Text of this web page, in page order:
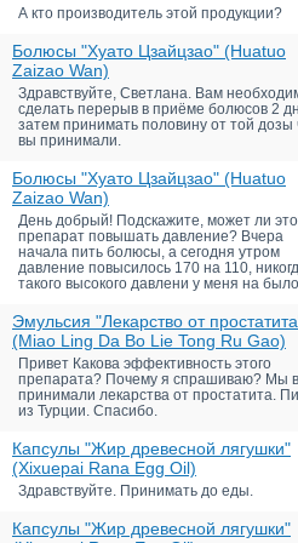
А кто производитель этой продукции?
Болюсы "Хуато Цзайцзао" (Huatuo
Zaizao Wan)
Здравствуйте, Светлана. Вам
сделать перерыв в приёме болюсов 2
затем принимать половину от той дозы
вы принимали.
Болюсы "Хуато Цзайцзао" (Huatuo
Zaizao Wan)
День добрый! Подскажите, может ли
препарат повышать давление? Вчера
начала пить болюсы, а сегодня утром
давление повысилось 170 на 110,
такого высокого давлени у меня на
Эмульсия "Лекарство от
(Miao Ling Da Bo Lie Tong Ru Gao)
Привет Какова эффективность этого
препарата? Почему я спрашиваю? Мы
принимали лекарства от простатита.
из Турции. Спасибо.
Капсулы "Жир древесной лягушки"
(Xixuepai Rana Egg Oil)
Здравствуйте. Принимать до еды.
Капсулы "Жир древесной лягушки"